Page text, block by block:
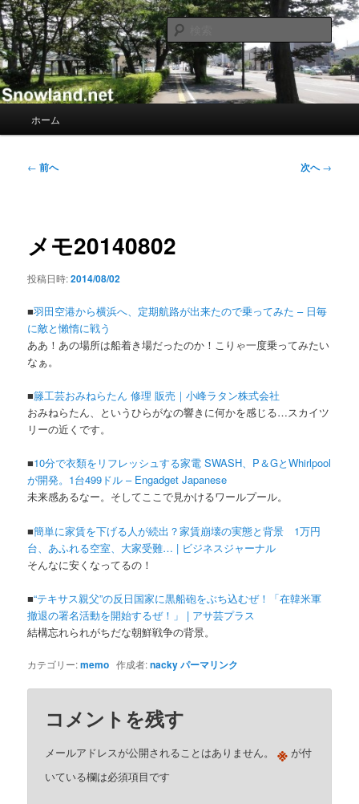
メ
イ
ン
コ
ン
テ
Nacky – Snowland.net
Nacky(Issei Ishii)がDJ/Composerのようなふりして書き散らすblogサイト
検
索
ホーム
投
ー
ョ
← 前へ 次へ→
メモ20140802
投稿日時:2014/08/02
■羽田空港から横浜へ、定期航路が出来たので乗ってみた – 日毎
に敵と懶惰に戦う
ああ！あの場所は船着き場だったのか！こりゃ一度乗ってみたい
なぁ。
■籐工芸おみねらたん 修理 販売｜小峰ラタン株式会社
おみねらたん、というひらがなの響きに何かを感じる…スカイツ
リーの近くです。
■10分で衣類をリフレッシュする家電 SWASH、P＆GとWhirlpool
が開発。1台499ドル – Engadget Japanese
未来感あるなー。そしてここで見かけるワールプール。
■簡単に家賃を下げる人が続出？家賃崩壊の実態と背景 1万円
台、あふれる空室、大家受難… | ビジネスジャーナル
そんなに安くなってるの！
■“テキサス親父”の反日国家に黒船砲をぶち込むぜ！「在韓米軍
撤退の署名活動を開始するぜ！」 | アサ芸プラス
結構忘れられがちだな朝鮮戦争の背景。
カテゴリー:memo 作成者:nackyパーマリンク
コメントを残す
メールアドレスが公開されることはありません。 ※ が付
いている欄は必須項目です